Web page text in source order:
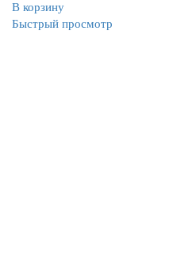
В корзину
Быстрый просмотр